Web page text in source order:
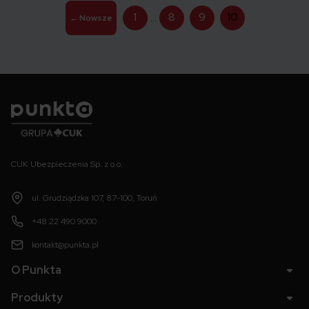
Stronicowanie
← Nowsze 1 … 8 9 10
CUK Ubezpieczenia Sp. z o.o.
ul. Grudziądzka 107, 87-100, Toruń
+48 22 490 9000
kontakt@punkta.pl
O Punkta
Produkty